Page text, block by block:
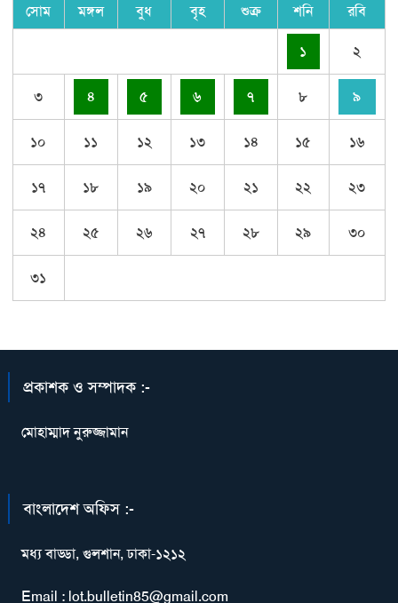
সোম মঙ্গল বুধ বৃহ শুক্র শনি রবি
১ ২
৩ ৪ ৫ ৬ ৭ ৮ ৯
১০ ১১ ১২ ১৩ ১৪ ১৫ ১৬
১৭ ১৮ ১৯ ২০ ২১ ২২ ২৩
২৪ ২৫ ২৬ ২৭ ২৮ ২৯ ৩০
৩১
প্রকাশক ও সম্পাদক :-
মোহাম্মাদ নুরুজ্জামান
বাংলাদেশ অফিস :-
মধ্য বাড্ডা, গুলশান, ঢাকা-১২১২
Email : lot.bulletin85@gmail.com